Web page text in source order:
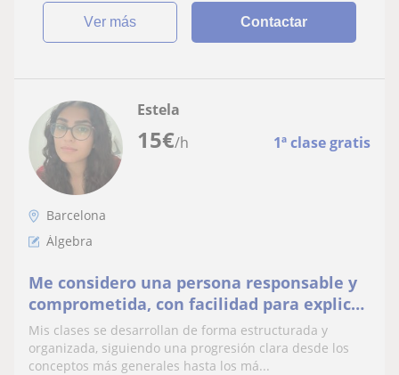
ver más Contactar
15€/h 1ª clase gratis
Estela
Barcelona
Álgebra
Me considero una persona responsable y
comprometida, con facilidad para explicar
y ayudar a los demás a comprender las
materias.
Mis clases se desarrollan de forma estructurada y
organizada, siguiendo una progresión clara desde los
conceptos más generales hasta los má...